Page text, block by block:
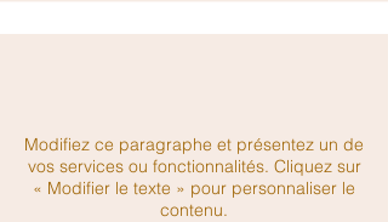
Modifiez ce paragraphe et présentez un de
vos services ou fonctionnalités. Cliquez sur
« Modifier le texte » pour personnaliser le
contenu.